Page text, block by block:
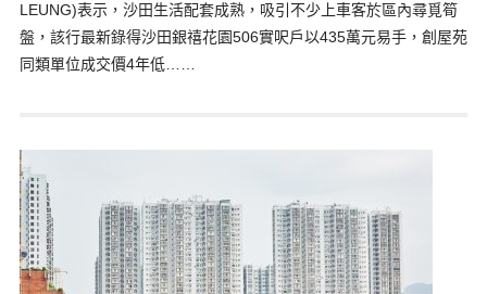
LEUNG)表示，沙田生活配套成熟，吸引不少上車客於區內尋覓筍
盤，該行最新錄得沙田銀禧花園506實呎戶以435萬元易手，創屋苑
同類單位成交價4年低……